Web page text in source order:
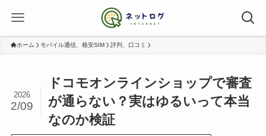
ホーム モバイル通信、格安SIM 評判、口コミ
ドコモオンラインショップで審査
が通らない？実はゆるいって本当
なのか検証
2026
2/09